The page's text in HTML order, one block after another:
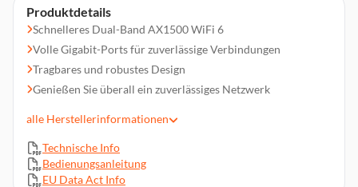
Produktdetails
Schnelleres Dual-Band AX1500 WiFi 6
Volle Gigabit-Ports für zuverlässige Verbindungen
Tragbares und robustes Design
Genießen Sie überall ein zuverlässiges Netzwerk
Stromversorgung mit einer (9V/12V PD/QC)-Powerbank
(ohne Akku)
alle Herstellerinformationen
Technische Info
Bedienungsanleitung
EU Data Act Info